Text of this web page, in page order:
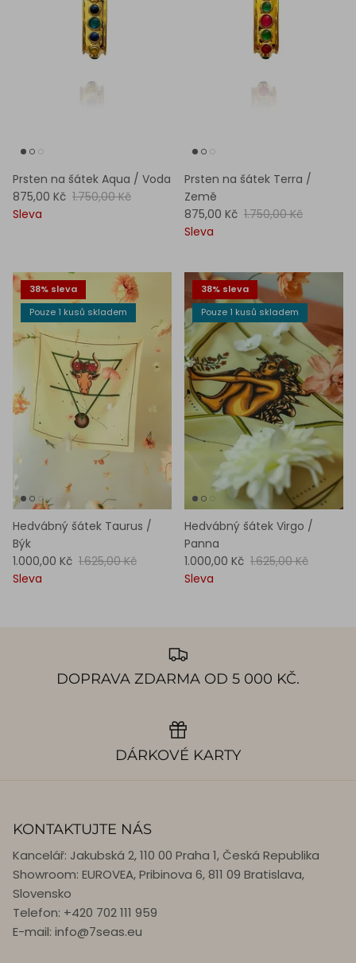
Prsten na šátek Aqua / Voda
875,00 Kč 1.750,00 Kč
Sleva
Prsten na šátek Terra /
Země
875,00 Kč 1.750,00 Kč
Sleva
38% sleva
Pouze 1 kusů skladem
Hedvábný šátek Taurus /
Býk
1.000,00 Kč 1.625,00 Kč
Sleva
38% sleva
Pouze 1 kusů skladem
Hedvábný šátek Virgo /
Panna
1.000,00 Kč 1.625,00 Kč
Sleva
DOPRAVA ZDARMA OD 5 000 KČ.
DÁRKOVÉ KARTY
KONTAKTUJTE NÁS
Kancelář: Jakubská 2, 110 00 Praha 1, Česká Republika
Showroom: EUROVEA, Pribinova 6, 811 09 Bratislava,
Slovensko
Telefon: +420 702 111 959
E-mail: info@7seas.eu